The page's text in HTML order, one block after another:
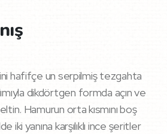
hafifçe un serpilmiş tezgahta
dikdörtgen formda açın ve
Hamurun orta kısmını boş
iki yanına karşılıklı ince şeritler